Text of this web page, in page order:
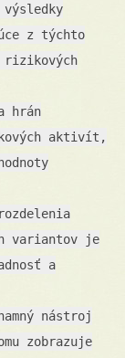
z týchto
rizikových
hrán
aktivít,
variantov je
a
nástroj
zobrazuje